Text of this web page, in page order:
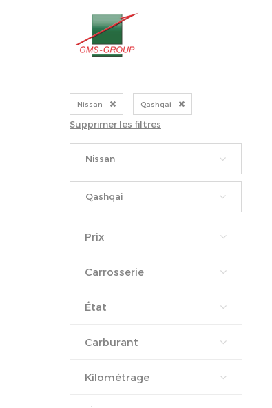
Nissan Qashqai
Supprimer les filtres
Nissan
Qashqai
Prix
Carrosserie
État
Carburant
Kilométrage